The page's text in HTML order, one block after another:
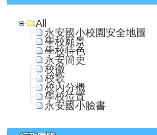
All
永安國小校園安全地圖
學校願景
學校特色
永安簡史
校徽
校歌
校內分機
學校位置
永安國小臉書